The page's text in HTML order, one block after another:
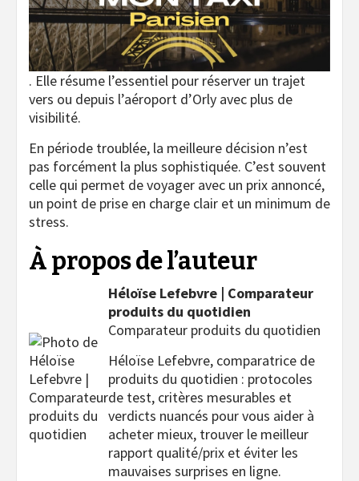
. Elle résume l’essentiel pour réserver un trajet
vers ou depuis l’aéroport d’Orly avec plus de
visibilité.
En période troublée, la meilleure décision n’est
pas forcément la plus sophistiquée. C’est souvent
celle qui permet de voyager avec un prix annoncé,
un point de prise en charge clair et un minimum de
stress.
À propos de l’auteur
Héloïse Lefebvre | Comparateur
produits du quotidien
Comparateur produits du quotidien
Héloïse Lefebvre, comparatrice de
produits du quotidien : protocoles
de test, critères mesurables et
verdicts nuancés pour vous aider à
acheter mieux, trouver le meilleur
rapport qualité/prix et éviter les
mauvaises surprises en ligne.